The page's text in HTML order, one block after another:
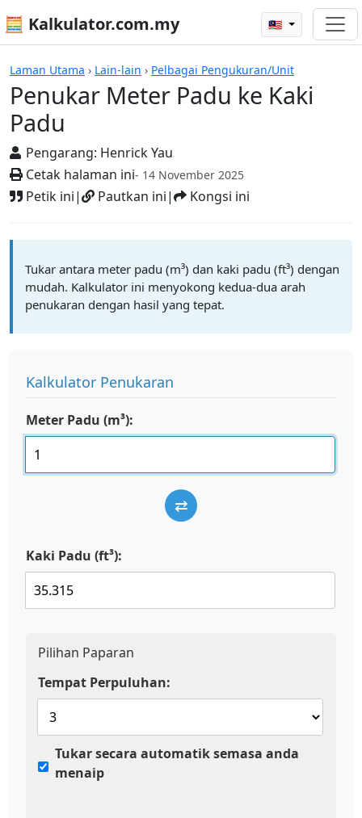
🧮 Kalkulator.com.my 🇲🇾
Laman Utama › Lain-lain › Pelbagai Pengukuran/Unit
Penukar Meter Padu ke Kaki
Padu
Pengarang: Henrick Yau
Cetak halaman ini- 14 November 2025
Petik ini| Pautkan ini| Kongsi ini
Kalkulator
Tukar antara meter padu (m³) dan kaki padu (ft³) dengan
mudah. Kalkulator ini menyokong kedua-dua arah
penukaran dengan hasil yang tepat.
Kalkulator Penukaran
Meter Padu (m³):
⇄
Kaki Padu (ft³):
Pilihan Paparan
Tempat Perpuluhan:
Tukar secara automatik semasa anda
menaip